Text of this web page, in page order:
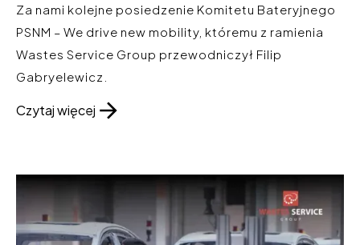
Za nami kolejne posiedzenie Komitetu Bateryjnego
PSNM – We drive new mobility, któremu z ramienia
Wastes Service Group przewodniczył Filip
Gabryelewicz.
Czytaj więcej